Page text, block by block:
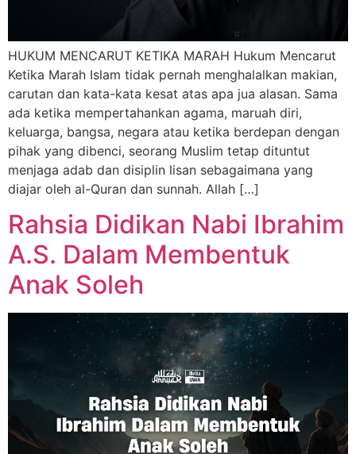
HUKUM MENCARUT KETIKA MARAH Hukum Mencarut
Ketika Marah Islam tidak pernah menghalalkan makian,
carutan dan kata-kata kesat atas apa jua alasan. Sama
ada ketika mempertahankan agama, maruah diri,
keluarga, bangsa, negara atau ketika berdepan dengan
pihak yang dibenci, seorang Muslim tetap dituntut
menjaga adab dan disiplin lisan sebagaimana yang
diajar oleh al-Quran dan sunnah. Allah […]
Rahsia Didikan Nabi Ibrahim
A.S. Dalam Membentuk
Anak Soleh